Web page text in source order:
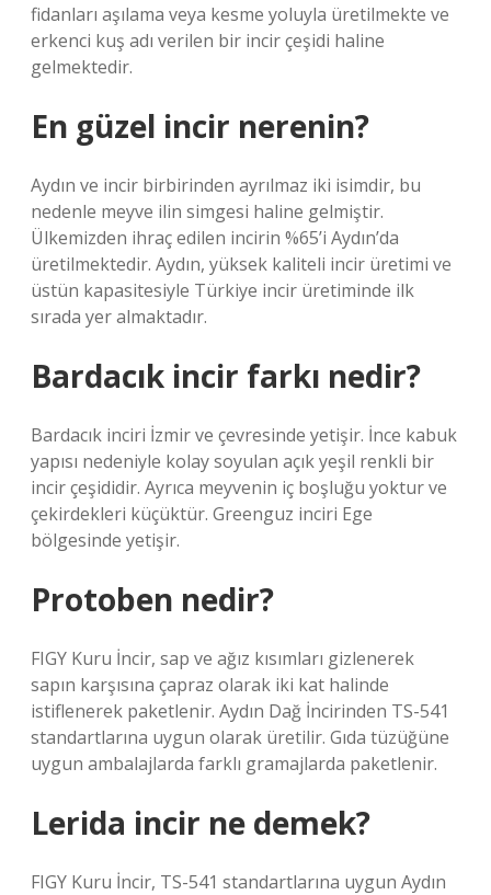
fidanları aşılama veya kesme yoluyla üretilmekte ve
erkenci kuş adı verilen bir incir çeşidi haline
gelmektedir.
En güzel incir nerenin?
Aydın ve incir birbirinden ayrılmaz iki isimdir, bu
nedenle meyve ilin simgesi haline gelmiştir.
Ülkemizden ihraç edilen incirin %65’i Aydın’da
üretilmektedir. Aydın, yüksek kaliteli incir üretimi ve
üstün kapasitesiyle Türkiye incir üretiminde ilk
sırada yer almaktadır.
Bardacık incir farkı nedir?
Bardacık inciri İzmir ve çevresinde yetişir. İnce kabuk
yapısı nedeniyle kolay soyulan açık yeşil renkli bir
incir çeşididir. Ayrıca meyvenin iç boşluğu yoktur ve
çekirdekleri küçüktür. Greenguz inciri Ege
bölgesinde yetişir.
Protoben nedir?
FIGY Kuru İncir, sap ve ağız kısımları gizlenerek
sapın karşısına çapraz olarak iki kat halinde
istiflenerek paketlenir. Aydın Dağ İncirinden TS-541
standartlarına uygun olarak üretilir. Gıda tüzüğüne
uygun ambalajlarda farklı gramajlarda paketlenir.
Lerida incir ne demek?
FIGY Kuru İncir, TS-541 standartlarına uygun Aydın